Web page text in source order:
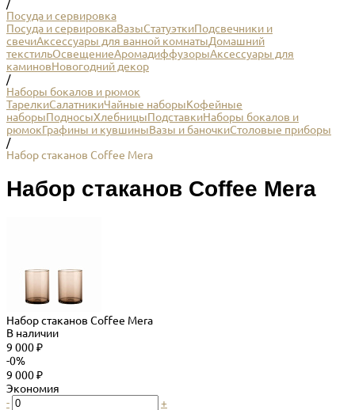
/
Посуда и сервировка
Посуда и сервировкаВазыСтатуэткиПодсвечники и
свечиАксессуары для ванной комнатыДомашний
текстильОсвещениеАромадиффузорыАксессуары для
каминовНовогодний декор
/
Наборы бокалов и рюмок
ТарелкиСалатникиЧайные наборыКофейные
наборыПодносыХлебницыПодставкиНаборы бокалов и
рюмокГрафины и кувшиныВазы и баночкиСтоловые приборы
/
Набор стаканов Coffee Mera
Набор стаканов Coffee Mera
Набор стаканов Coffee Mera
В наличии
9 000 ₽
-0%
9 000 ₽
Экономия
-
+